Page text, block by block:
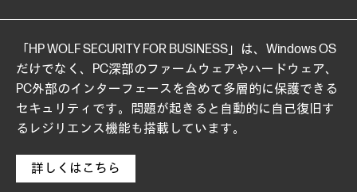
「HP WOLF SECURITY FOR BUSINESS」は、Windows OS
だけでなく、PC深部のファームウェアやハードウェア、
PC外部のインターフェースを含めて多層的に保護できる
セキュリティです。問題が起きると自動的に自己復旧す
るレジリエンス機能も搭載しています。
詳しくはこちら